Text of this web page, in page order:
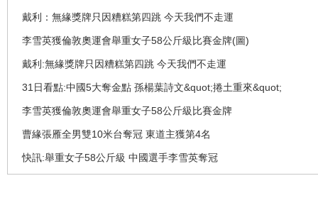
戴利：無緣獎牌只因糟糕第四跳 今天我們不走運
李雪英獲倫敦奧運會舉重女子58公斤級比賽金牌(圖)
戴利:無緣獎牌只因糟糕第四跳 今天我們不走運
31日看點:中國5大奪金點 孫楊葉詩文&quot;捲土重來&quot;
李雪英獲倫敦奧運會舉重女子58公斤級比賽金牌
曹緣張雁全男雙10米台奪冠 東道主獲第4名
快訊:舉重女子58公斤級 中國選手李雪英奪冠